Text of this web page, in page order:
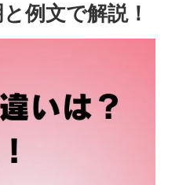
例文で解説！